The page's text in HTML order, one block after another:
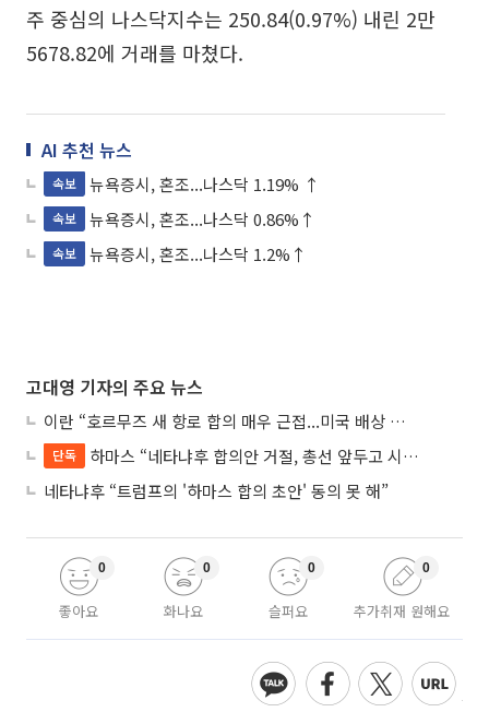
주 중심의 나스닥지수는 250.84(0.97%) 내린 2만
5678.82에 거래를 마쳤다.
AI 추천 뉴스
속보 뉴욕증시, 혼조...나스닥 1.19% ↑
속보 뉴욕증시, 혼조...나스닥 0.86%↑
속보 뉴욕증시, 혼조...나스닥 1.2%↑
고대영 기자의 주요 뉴스
이란 “호르무즈 새 항로 합의 매우 근접...미국 배상 먼저”
단독
하마스 “네타냐후 합의안 거절, 총선 앞두고 시간 끌기”
네타냐후 “트럼프의 '하마스 합의 초안' 동의 못 해”
좋아요
0
화나요
0
슬퍼요
0
추가취재 원해요
0